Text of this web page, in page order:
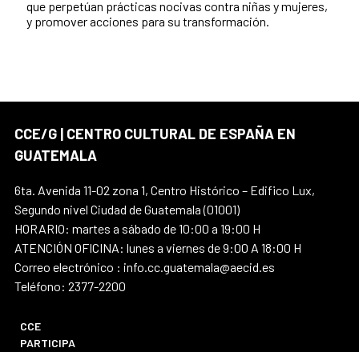
que perpetúan prácticas nocivas contra niñas y mujeres,
y promover acciones para su transformación.
CCE/G | CENTRO CULTURAL DE ESPAÑA EN
GUATEMALA
6ta. Avenida 11-02 zona 1, Centro Histórico – Edifico Lux,
Segundo nivel Ciudad de Guatemala (01001)
HORARIO: martes a sábado de 10:00 a 19:00 H
ATENCIÓN OFICINA: lunes a viernes de 9:00 A 18:00 H
Correo electrónico : info.cc.guatemala@aecid.es
Teléfono: 2377-2200
CCE
PARTICIPA